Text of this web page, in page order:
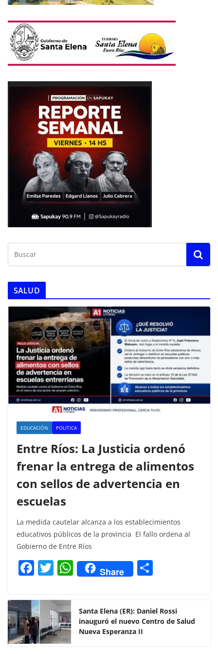
SALUD
EDUCACIÓN POLITICA
Entre Ríos: La Justicia ordenó
frenar la entrega de alimentos
con sellos de advertencia en
escuelas
La medida cautelar alcanza a los establecimientos
educativos públicos de la provincia El fallo ordena al
Gobierno de Entre Ríos
F
c
e
b
o
T
itt
er
W
h
s
A
Share
p
ar
Santa Elena (ER): Daniel Rossi
inauguró el nuevo Centro de Salud
Nueva Esperanza II